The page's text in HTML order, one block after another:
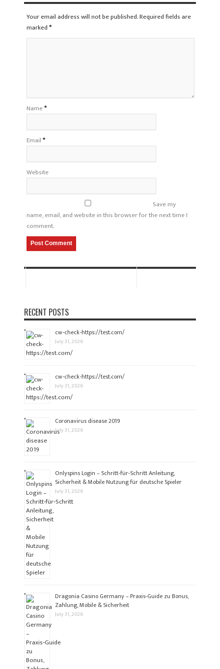
Your email address will not be published. Required fields are
marked*
Name*
Email*
Website
Save my
name, email, and website in this browser for the next time I
comment.
RECENT POSTS
cw-check-https://test.com/
July 31, 2026
cw-check-https://test.com/
July 31, 2026
Coronavirus disease 2019
July 31, 2026
Onlyspins Login – Schritt‑für‑Schritt Anleitung,
Sicherheit & Mobile Nutzung für deutsche Spieler
July 31, 2026
Dragonia Casino Germany – Praxis‑Guide zu Bonus,
Zahlung, Mobile & Sicherheit
July 31, 2026